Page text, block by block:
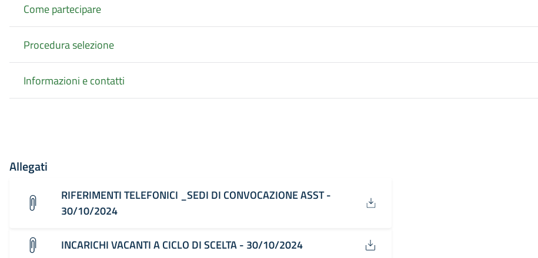
Come partecipare
Procedura selezione
Informazioni e contatti
Allegati
RIFERIMENTI TELEFONICI _SEDI DI CONVOCAZIONE ASST -
30/10/2024
INCARICHI VACANTI A CICLO DI SCELTA - 30/10/2024